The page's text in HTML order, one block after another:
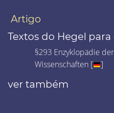
Artigo
Textos do Hegel para
§293 Enzyklopädie
Wissenschaften [
]
ver também